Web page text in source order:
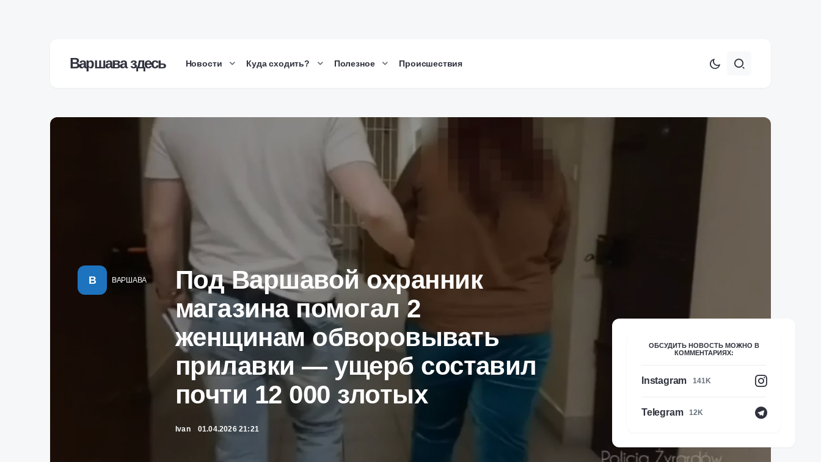
Варшава здесь Новости Куда сходить? Полезное Происшествия
В ВАРШАВА
Под Варшавой охранник
магазина помогал 2
женщинам обворовывать
прилавки — ущерб составил
почти 12 000 злотых
Ivan 01.04.2026 21:21
ОБСУДИТЬ НОВОСТЬ МОЖНО В
КОММЕНТАРИЯХ:
Instagram 141K
Telegram 12K